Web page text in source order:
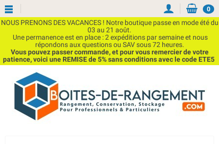
NOUS PRENONS DES VACANCES ! Notre boutique passe en mode été du
03 au 21 août.
Une permanence est en place : 2 expéditions par semaine et nous
répondons aux questions ou SAV sous 72 heures.
Vous pouvez passer commande, et pour vous remercier de votre
patience, voici une REMISE de 5% sans conditions avec le code ETE5
0